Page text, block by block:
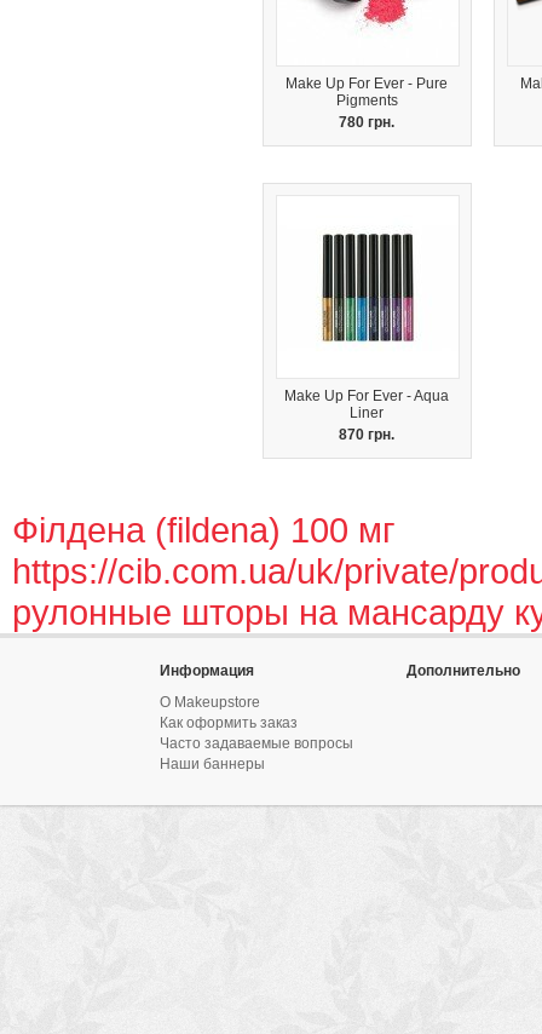
Make Up For Ever - Pure
Pigments
780 грн.
Make Up For Ever - Aqua
Liner
870 грн.
Філдена (fildena) 100 мг
https://cib.com.ua/uk/private/
рулонные шторы на мансарду
Информация
О Makeupstore
Как оформить заказ
Часто задаваемые вопросы
Наши баннеры
Дополнительно